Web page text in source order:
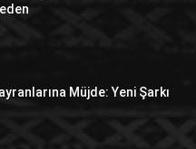
Müjde: Yeni Şarkı